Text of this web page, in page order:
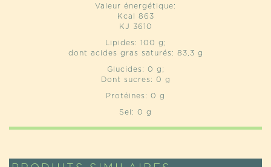
Valeur énergétique:
Kcal 863
KJ 3610
Lipides: 100 g;
dont acides gras saturés: 83,3 g
Glucides: 0 g;
Dont sucres: 0 g
Protéines: 0 g
Sel: 0 g